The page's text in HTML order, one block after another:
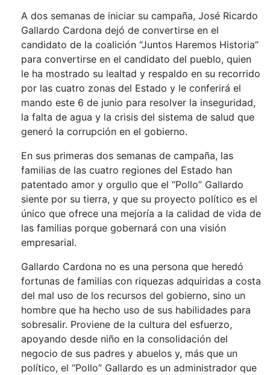
A dos semanas de iniciar su campaña, José Ricardo
Gallardo Cardona dejó de convertirse en el
candidato de la coalición “Juntos Haremos Historia”
para convertirse en el candidato del pueblo, quien
le ha mostrado su lealtad y respaldo en su recorrido
por las cuatro zonas del Estado y le conferirá el
mando este 6 de junio para resolver la inseguridad,
la falta de agua y la crisis del sistema de salud que
generó la corrupción en el gobierno.
En sus primeras dos semanas de campaña, las
familias de las cuatro regiones del Estado han
patentado amor y orgullo que el “Pollo” Gallardo
siente por su tierra, y que su proyecto político es el
único que ofrece una mejoría a la calidad de vida de
las familias porque gobernará con una visión
empresarial.
Gallardo Cardona no es una persona que heredó
fortunas de familias con riquezas adquiridas a costa
del mal uso de los recursos del gobierno, sino un
hombre que ha hecho uso de sus habilidades para
sobresalir. Proviene de la cultura del esfuerzo,
apoyando desde niño en la consolidación del
negocio de sus padres y abuelos y, más que un
político, el “Pollo” Gallardo es un administrador que